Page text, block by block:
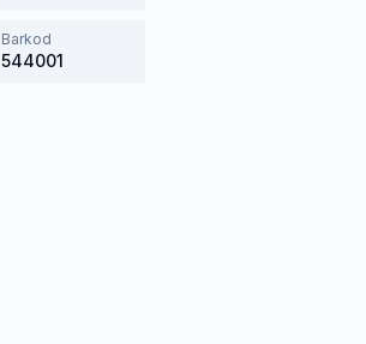
Barkod
544001